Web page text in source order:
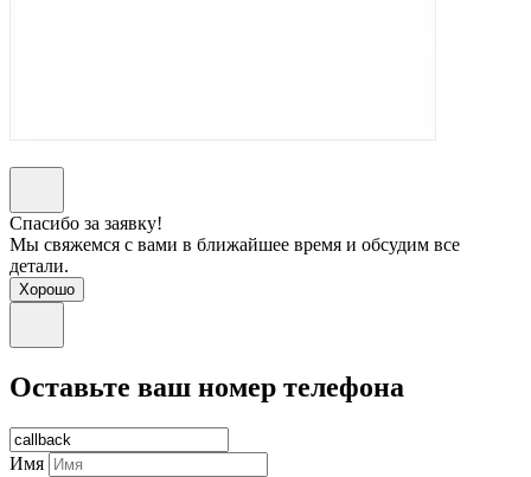
Спасибо за заявку!
Мы свяжемся с вами в ближайшее время и обсудим все
детали.
Хорошо
Оставьте ваш номер телефона
Имя